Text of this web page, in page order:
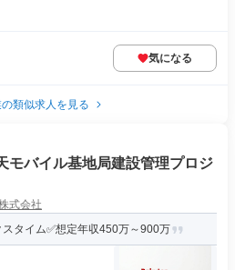
気になる
類似求人を見る
モバイル基地局建設管理プロジ
式会社
タイム✅想定年収450万～900万